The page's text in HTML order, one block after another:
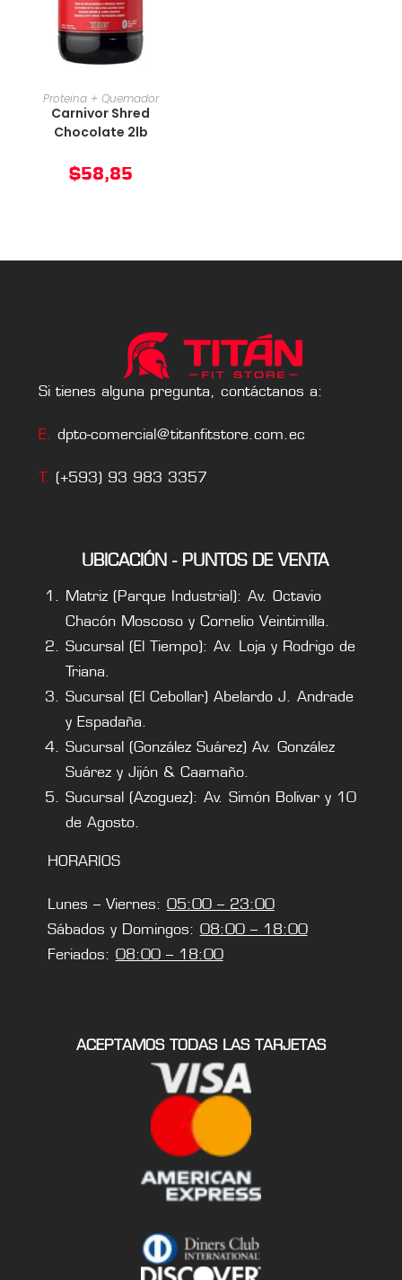
AÑADIR AL CARRITO
Proteina + Quemador
Carnivor Shred
Chocolate 2lb
$58,85
Si tienes alguna pregunta, contáctanos a:
E. dpto-comercial@titanfitstore.com.ec
T. (+593) 93 983 3357
UBICACIÓN - PUNTOS DE VENTA
Matriz (Parque Industrial): Av. Octavio
Chacón Moscoso y Cornelio Veintimilla.
Sucursal (El Tiempo): Av. Loja y Rodrigo de
Triana.
Sucursal (El Cebollar) Abelardo J. Andrade
y Espadaña.
Sucursal (González Suárez) Av. González
Suárez y Jijón & Caamaño.
Sucursal (Azoguez): Av. Simón Bolivar y 10
de Agosto.
HORARIOS
Lunes – Viernes: 05:00 – 23:00
Sábados y Domingos: 08:00 – 18:00
Feriados: 08:00 – 18:00
ACEPTAMOS TODAS LAS TARJETAS